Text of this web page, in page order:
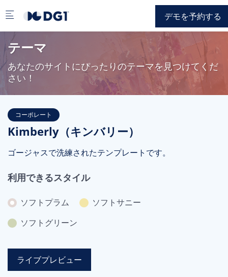
テーマ
あなたのサイトにぴったりのテーマを見つけてくだ
さい！
コーポレート
Kimberly（キンバリー）
ゴージャスで洗練されたテンプレートです。
利用できるスタイル
ソフトプラム
ソフトサニー
ソフトグリーン
ライブプレビュー
デモを予約する